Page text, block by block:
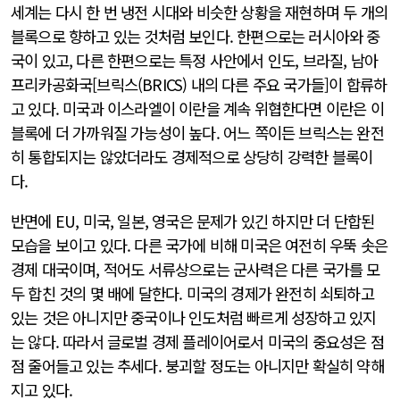
세계는 다시 한 번 냉전 시대와 비슷한 상황을 재현하며 두 개의
블록으로 향하고 있는 것처럼 보인다. 한편으로는 러시아와 중
국이 있고, 다른 한편으로는 특정 사안에서 인도, 브라질, 남아
프리카공화국[브릭스(BRICS) 내의 다른 주요 국가들]이 합류하
고 있다. 미국과 이스라엘이 이란을 계속 위협한다면 이란은 이
블록에 더 가까워질 가능성이 높다. 어느 쪽이든 브릭스는 완전
히 통합되지는 않았더라도 경제적으로 상당히 강력한 블록이
다.
반면에 EU, 미국, 일본, 영국은 문제가 있긴 하지만 더 단합된
모습을 보이고 있다. 다른 국가에 비해 미국은 여전히 우뚝 솟은
경제 대국이며, 적어도 서류상으로는 군사력은 다른 국가를 모
두 합친 것의 몇 배에 달한다. 미국의 경제가 완전히 쇠퇴하고
있는 것은 아니지만 중국이나 인도처럼 빠르게 성장하고 있지
는 않다. 따라서 글로벌 경제 플레이어로서 미국의 중요성은 점
점 줄어들고 있는 추세다. 붕괴할 정도는 아니지만 확실히 약해
지고 있다.